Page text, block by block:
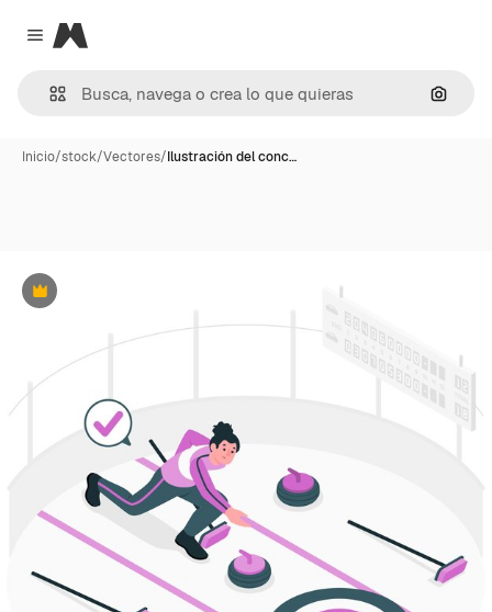
Close menu
Magnific
Inicio/stock/Vectores/Ilustración del conc…
Premium